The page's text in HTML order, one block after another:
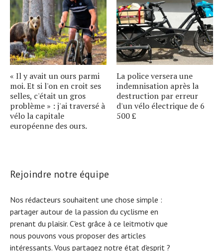
« Il y avait un ours parmi
moi. Et si l'on en croit ses
selles, c'était un gros
problème » : j'ai traversé à
vélo la capitale
européenne des ours.
La police versera une
indemnisation après la
destruction par erreur
d'un vélo électrique de 6
500 £
Rejoindre notre équipe
Nos rédacteurs souhaitent une chose simple :
partager autour de la passion du cyclisme en
prenant du plaisir. C'est grâce à ce leitmotiv que
nous pouvons vous proposer des articles
intéressants. Vous partagez notre état d'esprit ?